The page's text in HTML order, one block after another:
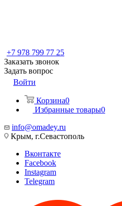
+7 978 799 77 25
Заказать звонок
Задать вопрос
Войти
Корзина0
Избранные товары0
info@omadey.ru
Крым, г.Севастополь
Вконтакте
Facebook
Instagram
Telegram